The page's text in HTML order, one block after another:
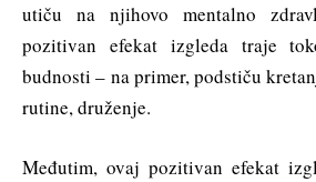
utiču na njihovo mentalno
pozitivan efekat izgleda traje
budnosti – na primer, podstiču
rutine, druženje.
Međutim, ovaj pozitivan efekat